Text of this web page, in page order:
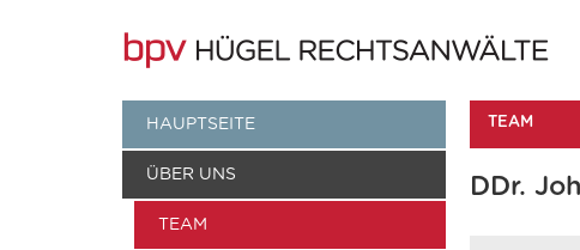
HAUPTSEITE
ÜBER UNS
TEAM
TEAM
DDr.